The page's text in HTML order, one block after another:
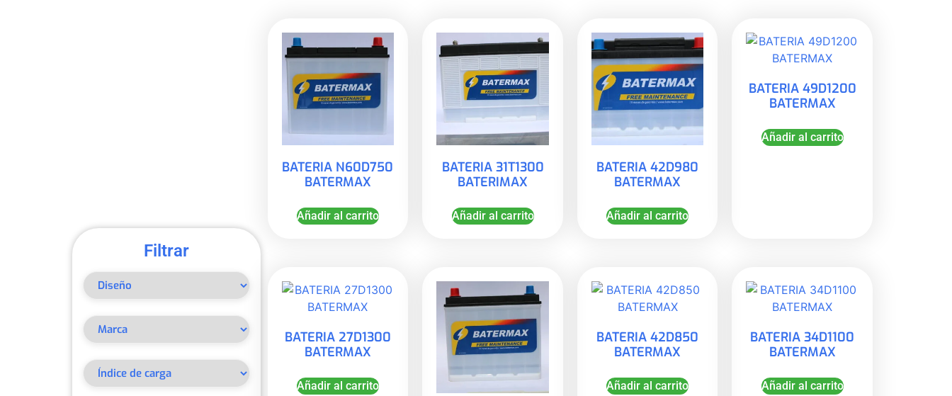
Filtrar
BATERIA N60D750
BATERMAX
Añadir al carrito
BATERIA 31T1300
BATERIMAX
Añadir al carrito
BATERIA 42D980
BATERMAX
Añadir al carrito
BATERIA 49D1200
BATERMAX
Añadir al carrito
BATERIA 27D1300
BATERMAX
Añadir al carrito
BATERIA 42D850
BATERMAX
Añadir al carrito
BATERIA 34D1100
BATERMAX
Añadir al carrito